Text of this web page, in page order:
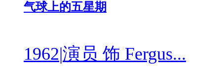
气球上的五星期
1962|演员 饰 Fergus...